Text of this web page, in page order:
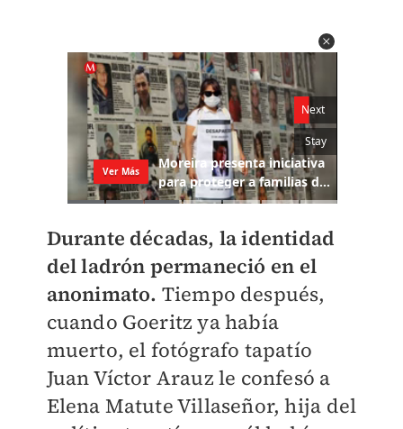
Durante décadas, la identidad
del ladrón permaneció en el
anonimato. Tiempo después,
cuando Goeritz ya había
muerto, el fotógrafo tapatío
Juan Víctor Arauz le confesó a
Elena Matute Villaseñor, hija del